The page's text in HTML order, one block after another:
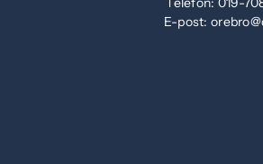
E-post: